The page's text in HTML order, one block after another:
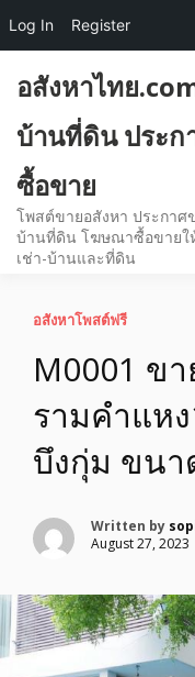
content
อสังหาไทย
บ้านที่ดิน ประก
ซื้อขาย
โพสต์ขายอสังหา ประกาศ
บ้านที่ดิน โฆษณาซื้อขายใ
เช่า-บ้านและที่ดิน
อสังหาโพสต์ฟรี
M0001 ข
รามคำแห
บึงกุ่ม ขนา
Written by
August 27, 2023
Log In Register